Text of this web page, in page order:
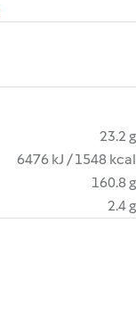
23.2 g
6476 kJ / 1548 kcal
160.8 g
2.4 g